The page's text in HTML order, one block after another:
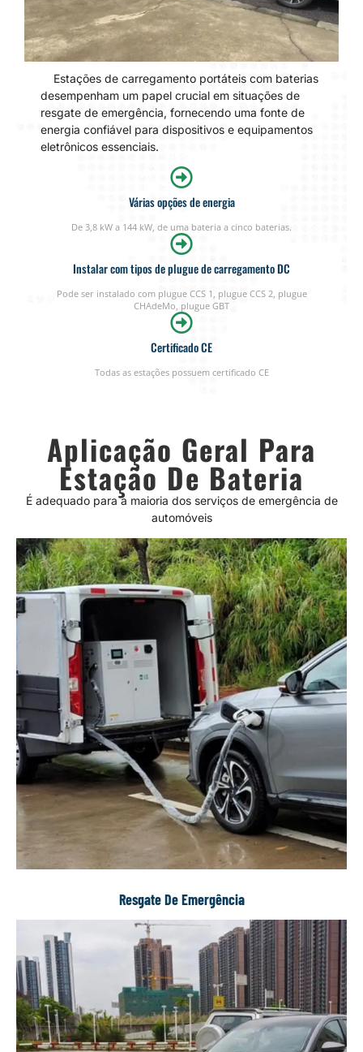
Estações de carregamento portáteis com baterias
desempenham um papel crucial em situações de
resgate de emergência, fornecendo uma fonte de
energia confiável para dispositivos e equipamentos
eletrônicos essenciais.
Várias opções de energia
De 3,8 kW a 144 kW, de uma bateria a cinco baterias.
Instalar com tipos de plugue de carregamento DC
Pode ser instalado com plugue CCS 1, plugue CCS 2, plugue
CHAdeMo, plugue GBT
Certificado CE
Todas as estações possuem certificado CE
Aplicação Geral Para
Estação De Bateria
É adequado para a maioria dos serviços de emergência de
automóveis
Resgate De Emergência